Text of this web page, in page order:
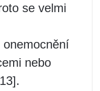
se velmi
nebo